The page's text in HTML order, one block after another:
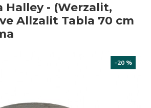
Halley - (Werzalit,
Allzalit Tabla 70 cm
-20 %